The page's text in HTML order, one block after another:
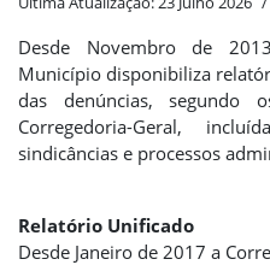
Desde Novembro de
Município disponibiliza
das denúncias, segundo
Corregedoria-Geral,
sindicâncias e processos
Relatório Unificado
Desde Janeiro de 2017 a